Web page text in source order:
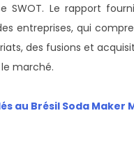
SWOT. Le rapport
entreprises, qui
des fusions et
marché.
au Brésil Soda Maker